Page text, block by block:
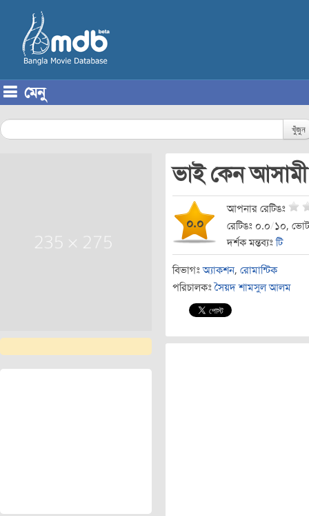
মেনু
খুঁজুন
ভাই কেন
০.০
আপনার রেটিঙঃ
রেটিঙঃ ০.০/১০,
দর্শক মন্তব্যঃটি
বিভাগঃ অ্যাকশন, রোমান্টিক
পরিচালকঃ সৈয়দ শামসুল আলম